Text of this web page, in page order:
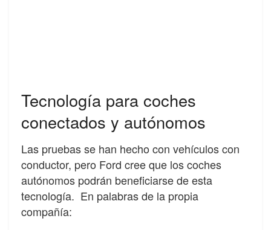
Tecnología para coches
conectados y autónomos
Las pruebas se han hecho con vehículos con
conductor, pero Ford cree que los coches
autónomos podrán beneficiarse de esta
tecnología. En palabras de la propia
compañía: